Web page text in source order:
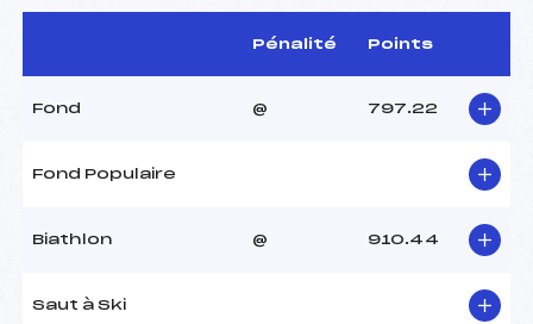
Pénalité Points
Fond @ 797.22
Fond Populaire
Biathlon @ 910.44
Saut à Ski